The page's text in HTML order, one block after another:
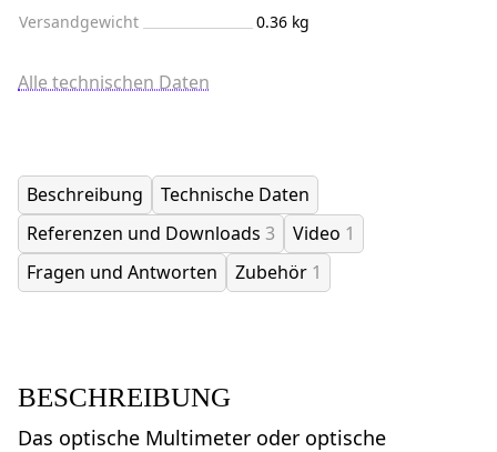
Versandgewicht 0.36 kg
Alle technischen Daten
Beschreibung
Technische Daten
Referenzen und Downloads 3 Video 1
Fragen und Antworten
Zubehör 1
BESCHREIBUNG
Das optische Multimeter oder optische